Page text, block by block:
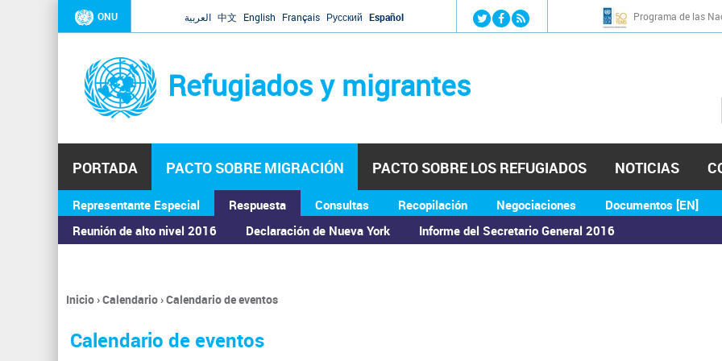
Jump to navigation
ONU العربية 中文 English Français Русский Español Programa de las
Refugiados y migrantes
PORTADA PACTO SOBRE MIGRACIÓN
Representante Especial
Respuesta
Reunión de alto nivel 2016
Declaración de Nueva York Informe del Secretario General 2016
Consultas Recopilación Negociaciones Documentos [EN]
PACTO SOBRE LOS REFUGIADOS NOTICIAS
ASAMBLEA GENERAL
Se
encuentra
usted
Inicio›Calendario›Calendario de eventos
Calendario de eventos